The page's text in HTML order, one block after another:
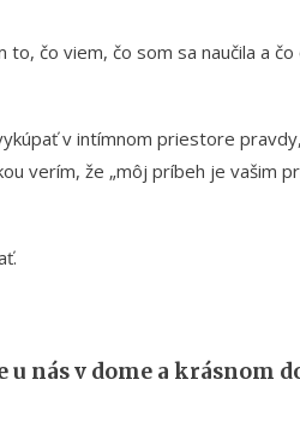
čo viem, čo som sa naučila a
v intímnom priestore
verím, že „môj príbeh je vašim
nás v dome a krásnom